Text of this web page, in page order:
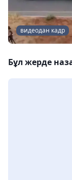
видеодан кадр
Бұл жерде